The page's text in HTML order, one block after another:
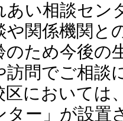
あい相談セン
や関係機関と
のため今後の
訪問でご相談
区においては
ター」が設置